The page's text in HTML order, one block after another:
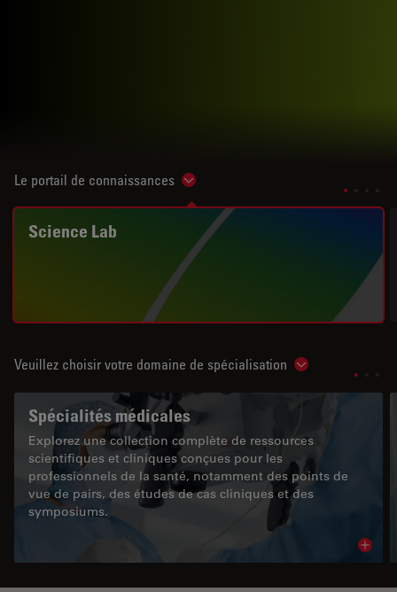
Le portail de connaissances Show subnavigation
Science Lab
Veuillez choisir votre domaine de spécialisation Show
Spécialités médicales
Explorez une collection complète de ressources
scientifiques et cliniques conçues pour les
professionnels de la santé, notamment des points de
vue de pairs, des études de cas cliniques et des
symposiums.